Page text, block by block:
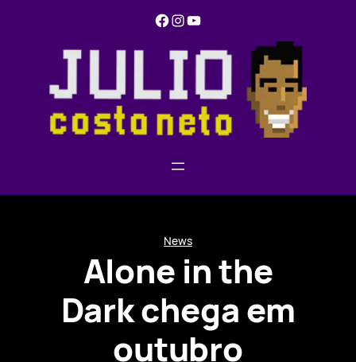
Facebook Instagram YouTube
News
Alone in the
Dark chega em
outubro